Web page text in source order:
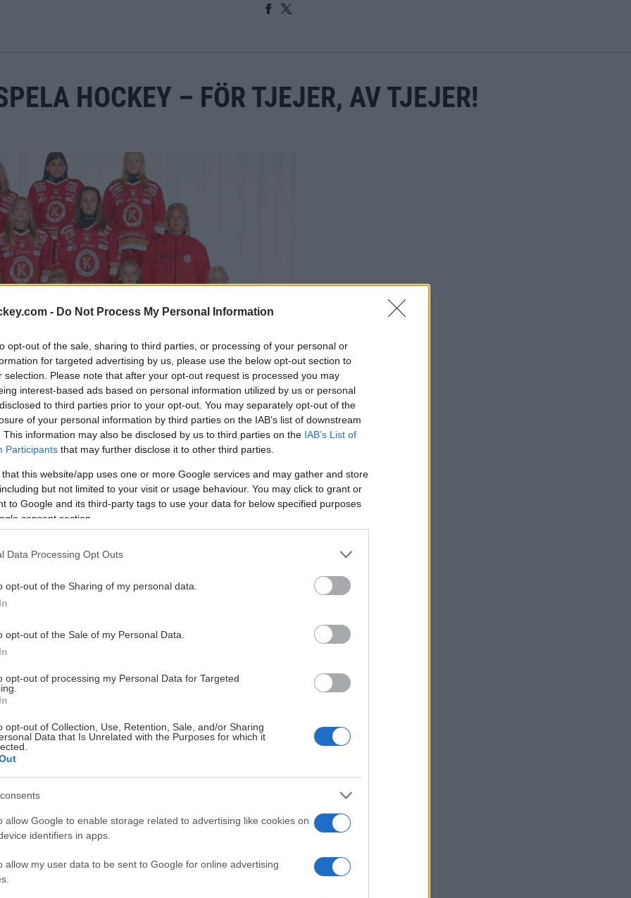
- Do Not Process My Personal Information
opt-out of the sale, sharing to third parties, or processing of your personal or
for targeted advertising by us, please use the below opt-out section to
selection. Please note that after your opt-out request is processed you may
interest-based ads based on personal information utilized by us or personal
to third parties prior to your opt-out. You may separately opt-out of the
of your personal information by third parties on the IAB’s list of downstream
This information may also be disclosed by us to third parties on the IAB’s List of
Participants that may further disclose it to other third parties.
that this website/app uses one or more Google services and may gather and store
but not limited to your visit or usage behaviour. You may click to grant or
to Google and its third-party tags to use your data for below specified purposes
consent section.
Data Processing Opt Outs
opt-out of the Sharing of my personal data.
opt-out of the Sale of my Personal Data.
opt-out of processing my Personal Data for Targeted
opt-out of Collection, Use, Retention, Sale, and/or Sharing
Data that Is Unrelated with the Purposes for which it
allow Google to enable storage related to advertising like cookies on
identifiers in apps.
allow my user data to be sent to Google for online advertising
HOCKEY – FÖR TJEJER, AV TJEJER!
eller bara hitta en riktigt härlig gemenskap? Då är
dig är ett leende och nyfikenhet. Kom och prova på
om du står på skridskor för allra första gången eller
övar spelförståelse och peppar varandra
växa i sin egen takt.
för tjejer. Hos oss bygger vi framtidens förebilder, stärker
möta dig på isen! ✨